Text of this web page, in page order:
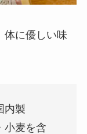
体に優しい味
内製
小麦を含